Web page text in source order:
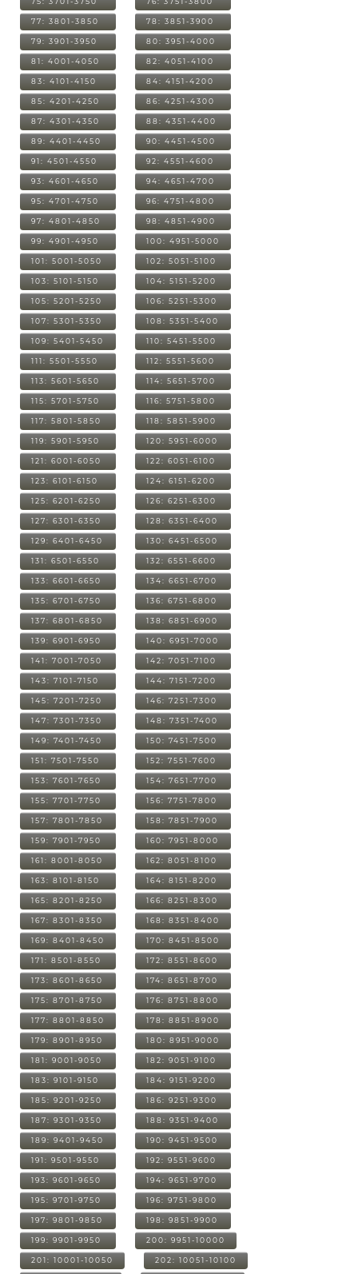
77: 3801-3850 78: 3851-3900
79: 3901-3950 80: 3951-4000
81: 4001-4050 82: 4051-4100
83: 4101-4150 84: 4151-4200
85: 4201-4250 86: 4251-4300
87: 4301-4350 88: 4351-4400
89: 4401-4450 90: 4451-4500
91: 4501-4550 92: 4551-4600
93: 4601-4650 94: 4651-4700
95: 4701-4750 96: 4751-4800
97: 4801-4850 98: 4851-4900
99: 4901-4950 100: 4951-5000
101: 5001-5050 102: 5051-5100
103: 5101-5150 104: 5151-5200
105: 5201-5250 106: 5251-5300
107: 5301-5350 108: 5351-5400
109: 5401-5450 110: 5451-5500
111: 5501-5550 112: 5551-5600
113: 5601-5650 114: 5651-5700
115: 5701-5750 116: 5751-5800
117: 5801-5850 118: 5851-5900
119: 5901-5950 120: 5951-6000
121: 6001-6050 122: 6051-6100
123: 6101-6150 124: 6151-6200
125: 6201-6250 126: 6251-6300
127: 6301-6350 128: 6351-6400
129: 6401-6450 130: 6451-6500
131: 6501-6550 132: 6551-6600
133: 6601-6650 134: 6651-6700
135: 6701-6750 136: 6751-6800
137: 6801-6850 138: 6851-6900
139: 6901-6950 140: 6951-7000
141: 7001-7050 142: 7051-7100
143: 7101-7150 144: 7151-7200
145: 7201-7250 146: 7251-7300
147: 7301-7350 148: 7351-7400
149: 7401-7450 150: 7451-7500
151: 7501-7550 152: 7551-7600
153: 7601-7650 154: 7651-7700
155: 7701-7750 156: 7751-7800
157: 7801-7850 158: 7851-7900
159: 7901-7950 160: 7951-8000
161: 8001-8050 162: 8051-8100
163: 8101-8150 164: 8151-8200
165: 8201-8250 166: 8251-8300
167: 8301-8350 168: 8351-8400
169: 8401-8450 170: 8451-8500
171: 8501-8550 172: 8551-8600
173: 8601-8650 174: 8651-8700
175: 8701-8750 176: 8751-8800
177: 8801-8850 178: 8851-8900
179: 8901-8950 180: 8951-9000
181: 9001-9050 182: 9051-9100
183: 9101-9150 184: 9151-9200
185: 9201-9250 186: 9251-9300
187: 9301-9350 188: 9351-9400
189: 9401-9450 190: 9451-9500
191: 9501-9550 192: 9551-9600
193: 9601-9650 194: 9651-9700
195: 9701-9750 196: 9751-9800
197: 9801-9850 198: 9851-9900
199: 9901-9950 200: 9951-10000
201: 10001-10050 202: 10051-10100